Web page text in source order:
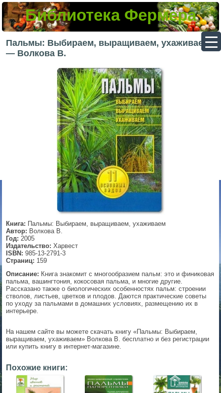
Библиотека Фермера
Пальмы: Выбираем, выращиваем, ухаживаем
— Волкова В.
Книга: Пальмы: Выбираем, выращиваем, ухаживаем
Автор: Волкова В.
Год: 2005
Издательство: Харвест
ISBN: 985-13-2791-3
Страниц: 159
Описание: Книга знакомит с многообразием пальм: это и финиковая
пальма, вашингтония, кокосовая пальма, и многие другие.
Рассказано также о биологических особенностях пальм: строении
стволов, листьев, цветков и плодов. Даются практические советы
по уходу за пальмами в домашних условиях, размещению их в
интерьере.
На нашем сайте вы можете скачать книгу «Пальмы: Выбираем,
выращиваем, ухаживаем» Волкова В. бесплатно и без регистрации
или купить книгу в интернет-магазине.
Похожие книги:
▼
▼
▼